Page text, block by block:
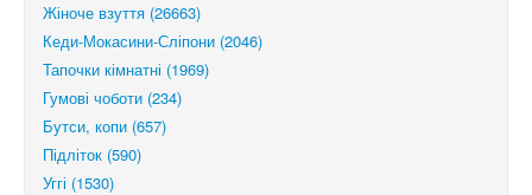
Жіноче взуття (26663)
Кеди-Мокасини-Сліпони (2046)
Тапочки кімнатні (1969)
Гумові чоботи (234)
Бутси, копи (657)
Підліток (590)
Уггі (1530)